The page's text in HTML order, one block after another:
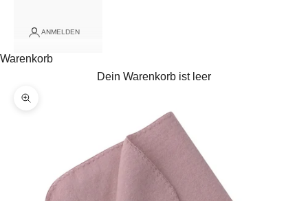
ANMELDEN
Warenkorb
Dein Warenkorb ist leer
Bild vergrößern